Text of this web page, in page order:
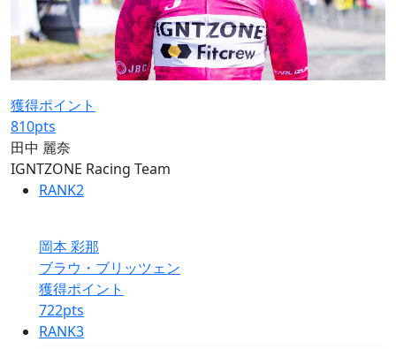
獲得ポイント
810pts
田中 麗奈
IGNTZONE Racing Team
RANK2
岡本 彩那
ブラウ・ブリッツェン
獲得ポイント
722pts
RANK3